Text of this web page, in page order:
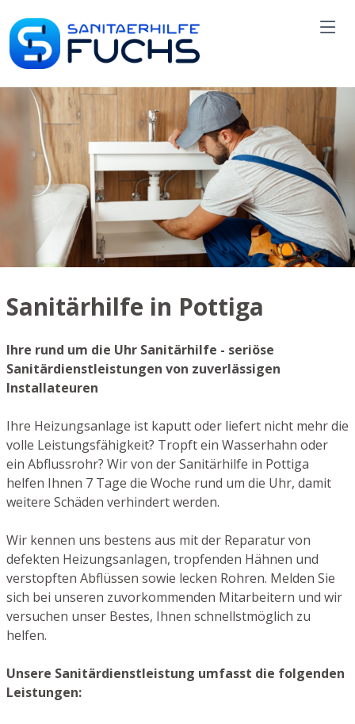
Sanitärhilfe in Pottiga
Ihre rund um die Uhr Sanitärhilfe - seriöse
Sanitärdienstleistungen von zuverlässigen
Installateuren
Ihre Heizungsanlage ist kaputt oder liefert nicht mehr die
volle Leistungsfähigkeit? Tropft ein Wasserhahn oder
ein Abflussrohr? Wir von der Sanitärhilfe in Pottiga
helfen Ihnen 7 Tage die Woche rund um die Uhr, damit
weitere Schäden verhindert werden.
Wir kennen uns bestens aus mit der Reparatur von
defekten Heizungsanlagen, tropfenden Hähnen und
verstopften Abflüssen sowie lecken Rohren. Melden Sie
sich bei unseren zuvorkommenden Mitarbeitern und wir
versuchen unser Bestes, Ihnen schnellstmöglich zu
helfen.
Unsere Sanitärdienstleistung umfasst die folgenden
Leistungen: